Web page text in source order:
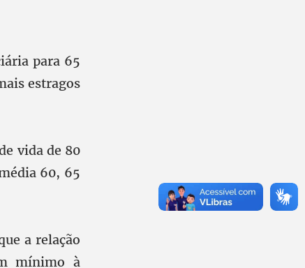
para 65
estragos
vida de 80
60, 65
a relação
mínimo à